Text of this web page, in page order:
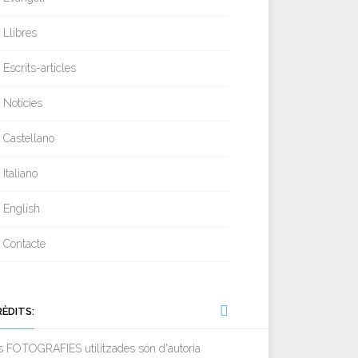
Llibres
Escrits-articles
Notícies
Castellano
Italiano
English
Contacte
FOTOGRAFIES utilitzades són d'autoria